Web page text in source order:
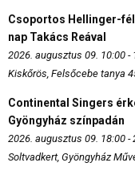
Csoportos Hellinger-
nap Takács Reával
2026. augusztus 09. 10:00 -
Kiskőrös, Felsőcebe tanya
Continental Singers
Gyöngyház színpadán
2026. augusztus 09. 18:00 -
Soltvadkert, Gyöngyház